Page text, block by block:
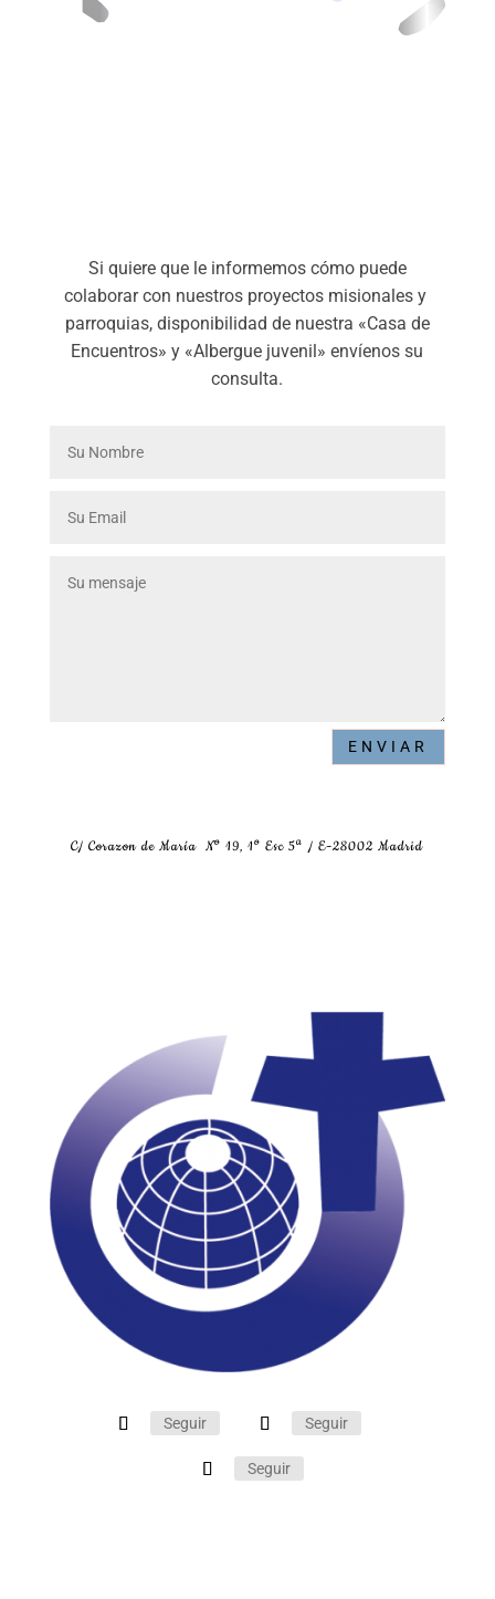
Si quiere que le informemos cómo puede
colaborar con nuestros proyectos misionales y
parroquias, disponibilidad de nuestra «Casa de
Encuentros» y «Albergue juvenil» envíenos su
consulta.
ENVIAR
C/ Corazon de María Nº 19, 1º Esc 5ª / E-28002 Madrid
Seguir Seguir
Seguir